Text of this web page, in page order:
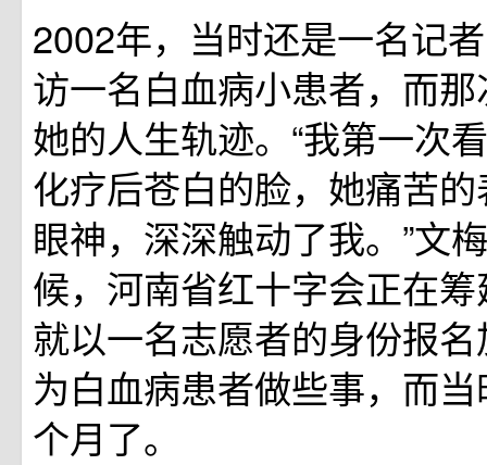
2002年，当时还是一名记
访一名白血病小患者，而
她的人生轨迹。“我第一次
化疗后苍白的脸，她痛苦
眼神，深深触动了我。”文
候，河南省红十字会正在
就以一名志愿者的身份报
为白血病患者做些事，而
个月了。